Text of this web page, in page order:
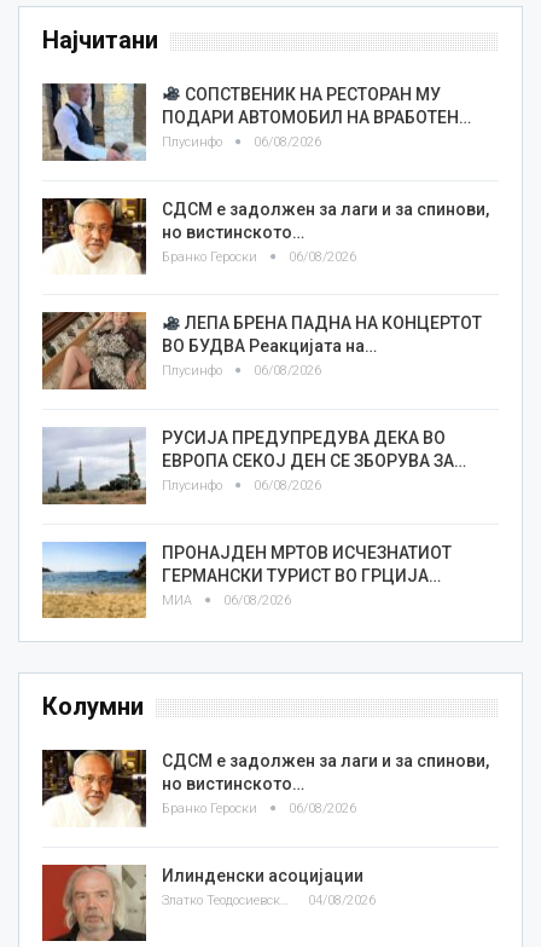
Најчитани
СОПСТВЕНИК НА РЕСТОРАН МУ
ПОДАРИ АВТОМОБИЛ НА ВРАБОТЕН…
Плусинфо 06/08/2026
СДСМ е задолжен за лаги и за спинови,
но вистинското…
Бранко Героски 06/08/2026
ЛЕПА БРЕНА ПАДНА НА КОНЦЕРТОТ
ВО БУДВА Реакцијата на…
Плусинфо 06/08/2026
РУСИЈА ПРЕДУПРЕДУВА ДЕКА ВО
ЕВРОПА СЕКОЈ ДЕН СЕ ЗБОРУВА ЗА…
Плусинфо 06/08/2026
ПРОНАЈДЕН МРТОВ ИСЧЕЗНАТИОТ
ГЕРМАНСКИ ТУРИСТ ВО ГРЦИЈА…
МИА 06/08/2026
Колумни
СДСМ е задолжен за лаги и за спинови,
но вистинското…
Бранко Героски 06/08/2026
Илинденски асоцијации
Златко Теодосиевски 04/08/2026